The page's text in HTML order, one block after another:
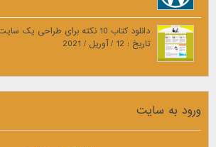
دانلود کتاب 10 نکته برای طراحی یک سایت [...]
تاریخ : 12 / آوریل / 2021
ورود به سایت